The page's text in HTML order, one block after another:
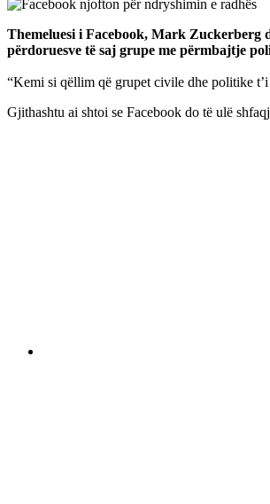
Themeluesi i Facebook, Mark Zuckerberg
përdoruesve të saj grupe me përmbajtje
“Kemi si qëllim që grupet civile dhe politike
Gjithashtu ai shtoi se Facebook do të ulë